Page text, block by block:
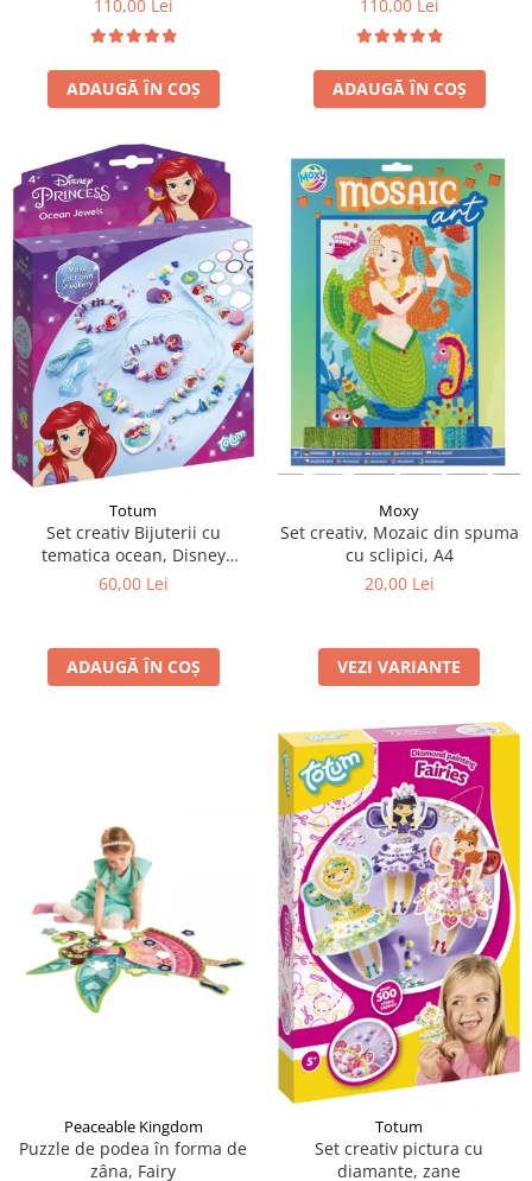
110,00 Lei
ADAUGĂ ÎN COȘ
110,00 Lei
ADAUGĂ ÎN COȘ
Totum
Set creativ Bijuterii cu
tematica ocean, Disney
Princess
60,00 Lei
ADAUGĂ ÎN COȘ
Moxy
Set creativ, Mozaic din spuma
cu sclipici, A4
20,00 Lei
VEZI VARIANTE
Peaceable Kingdom
Puzzle de podea în forma de
zâna, Fairy
Totum
Set creativ pictura cu
diamante, zane